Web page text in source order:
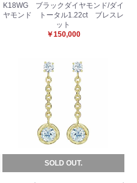
K18WG ブラックダイヤモンド/ダイ
ヤモンド トータル1.22ct ブレスレ
ット
￥150,000
SOLD OUT.